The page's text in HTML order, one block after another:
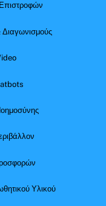
Διαγωνισμούς
Υλικού